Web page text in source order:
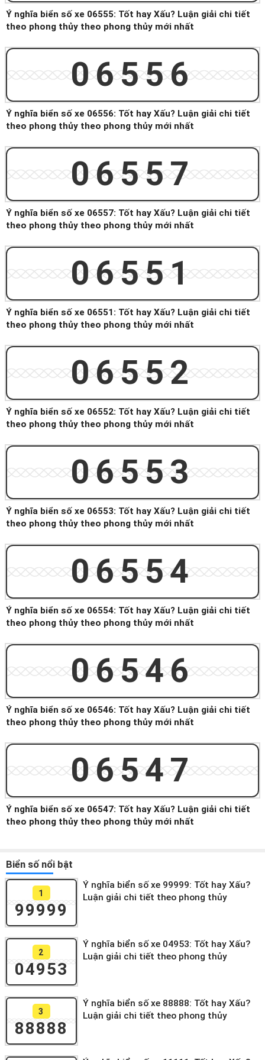
Ý nghĩa biển số xe 06555: Tốt hay Xấu? Luận giải chi tiết
theo phong thủy theo phong thủy mới nhất
06556
Ý nghĩa biển số xe 06556: Tốt hay Xấu? Luận giải chi tiết
theo phong thủy theo phong thủy mới nhất
06557
Ý nghĩa biển số xe 06557: Tốt hay Xấu? Luận giải chi tiết
theo phong thủy theo phong thủy mới nhất
06551
Ý nghĩa biển số xe 06551: Tốt hay Xấu? Luận giải chi tiết
theo phong thủy theo phong thủy mới nhất
06552
Ý nghĩa biển số xe 06552: Tốt hay Xấu? Luận giải chi tiết
theo phong thủy theo phong thủy mới nhất
06553
Ý nghĩa biển số xe 06553: Tốt hay Xấu? Luận giải chi tiết
theo phong thủy theo phong thủy mới nhất
06554
Ý nghĩa biển số xe 06554: Tốt hay Xấu? Luận giải chi tiết
theo phong thủy theo phong thủy mới nhất
06546
Ý nghĩa biển số xe 06546: Tốt hay Xấu? Luận giải chi tiết
theo phong thủy theo phong thủy mới nhất
06547
Ý nghĩa biển số xe 06547: Tốt hay Xấu? Luận giải chi tiết
theo phong thủy theo phong thủy mới nhất
Biển số nổi bật
1
99999
Ý nghĩa biển số xe 99999: Tốt hay Xấu?
Luận giải chi tiết theo phong thủy
2
04953
Ý nghĩa biển số xe 04953: Tốt hay Xấu?
Luận giải chi tiết theo phong thủy
3
88888
Ý nghĩa biển số xe 88888: Tốt hay Xấu?
Luận giải chi tiết theo phong thủy